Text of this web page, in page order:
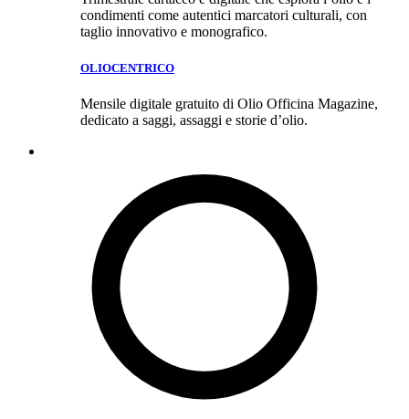
condimenti come autentici marcatori culturali, con
taglio innovativo e monografico.
OLIOCENTRICO
Mensile digitale gratuito di Olio Officina Magazine,
dedicato a saggi, assaggi e storie d’olio.